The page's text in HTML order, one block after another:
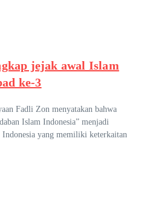
jejak awal Islam
ke-3
Fadli Zon menyatakan bahwa
Islam Indonesia” menjadi
yang memiliki keterkaitan